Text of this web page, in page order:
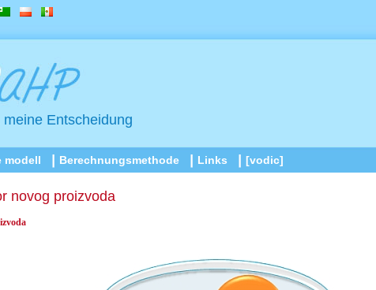
meine Entscheidung
modell Berechnungsmethode Links [vodic]
novog proizvoda